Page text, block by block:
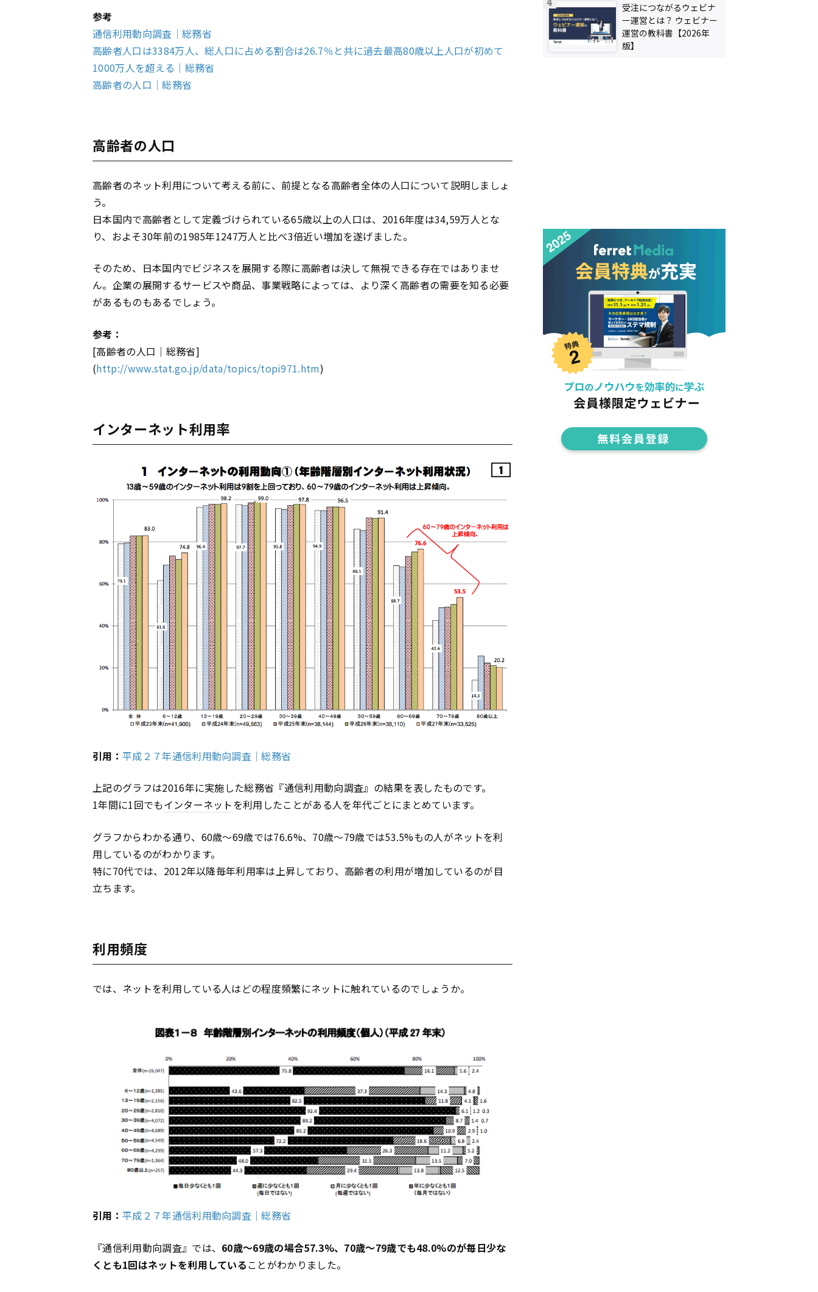
参考
通信利用動向調査｜総務省
高齢者人口は3384万人、総人口に占める割合は26.7％と共に過去最高80歳以上人口が初めて
1000万人を超える｜総務省
高齢者の人口｜総務省
高齢者の人口
高齢者のネット利用について考える前に、前提となる高齢者全体の人口について説明しましょ
う。
日本国内で高齢者として定義づけられている65歳以上の人口は、2016年度は34,59万人とな
り、およそ30年前の1985年1247万人と比べ3倍近い増加を遂げました。
そのため、日本国内でビジネスを展開する際に高齢者は決して無視できる存在ではありませ
ん。企業の展開するサービスや商品、事業戦略によっては、より深く高齢者の需要を知る必要
があるものもあるでしょう。
参考：
[高齢者の人口｜総務省]
(http://www.stat.go.jp/data/topics/topi971.htm)
インターネット利用率
引用： 平成２７年通信利用動向調査｜総務省
上記のグラフは2016年に実施した総務省『通信利用動向調査』の結果を表したものです。
1年間に1回でもインターネットを利用したことがある人を年代ごとにまとめています。
グラフからわかる通り、60歳〜69歳では76.6%、70歳〜79歳では53.5%もの人がネットを利
用しているのがわかります。
特に70代では、2012年以降毎年利用率は上昇しており、高齢者の利用が増加しているのが目
立ちます。
利用頻度
では、ネットを利用している人はどの程度頻繁にネットに触れているのでしょうか。
引用： 平成２７年通信利用動向調査｜総務省
『通信利用動向調査』では、 60歳〜69歳の場合57.3%、70歳〜79歳でも48.0%のが毎日少な
くとも1回はネットを利用していることがわかりました。
受注につながるウェビナ
ー運営とは？ ウェビナー
運営の教科書【2026年
版】